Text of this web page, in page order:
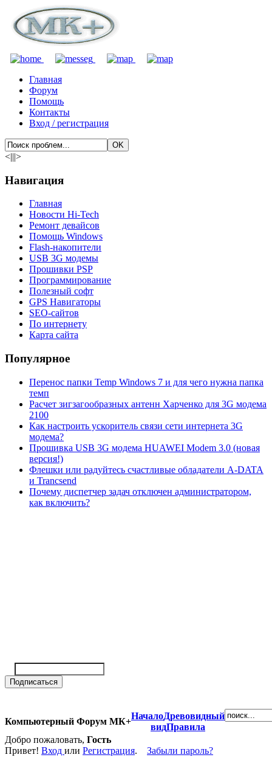
Главная
Форум
Помощь
Контакты
Вход / регистрация
<|||>
Навигация
Главная
Новости Hi-Tech
Ремонт девайсов
Помощь Windows
Flash-накопители
USB 3G модемы
Прошивки PSP
Программирование
Полезный софт
GPS Навигаторы
SEO-сайтов
По интернету
Карта сайта
Популярное
Перенос папки Temp Windows 7 и для чего нужна папка
темп
Расчет зигзагообразных антенн Харченко для 3G модема
2100
Как настроить ускоритель связи сети интернета 3G
модема?
Прошивка USB 3G модема HUAWEI Modem 3.0 (новая
версия!)
Флешки или радуйтесь счастливые обладатели A-DATA
и Trancsend
Почему диспетчер задач отключен администратором,
как включить?
Компьютерный Форум МК+
НачалоДревовидный
видПравила
Добро пожаловать, Гость
Привет! Вход или Регистрация. Забыли пароль?